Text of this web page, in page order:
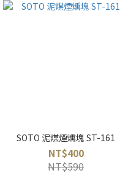
SOTO 泥煤煙燻塊 ST-161
NT$400
NT$590